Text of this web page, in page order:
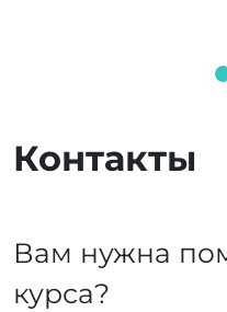
Контакты
Вам нужна
курса?